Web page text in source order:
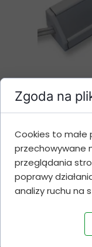
Zgoda na
Cookies to małe
przechowywane
przeglądania
poprawy
analizy ruchu na